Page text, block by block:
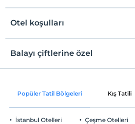
Ücretsiz Wi-fi
Otel koşulları
Check/in
En erken saat 14:00 ve sonrası
Check/out
Evcil Hayvan
Sigara
Balayı çiftlerine özel
Oda süslemesi
Popüler Tatil Bölgeleri Kış Tatili
İstanbul Otelleri Çeşme Otelleri